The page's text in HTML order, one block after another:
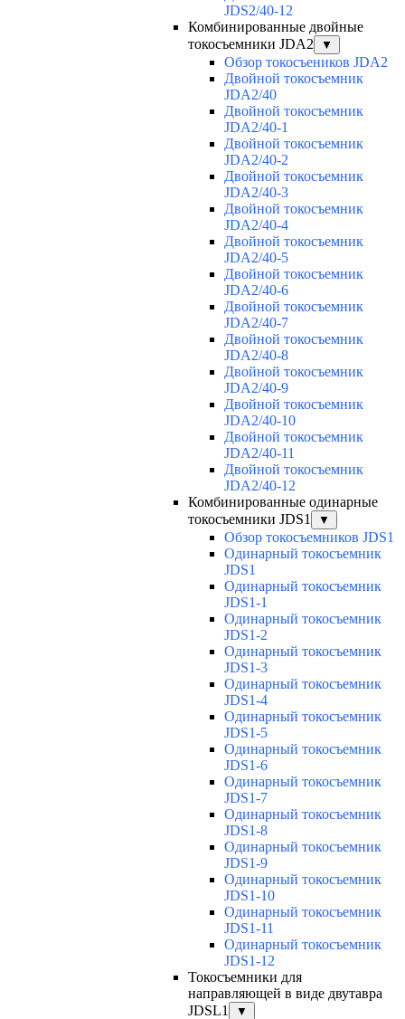
JDS2/40-12
Комбинированные двойные
токосъемники JDA2
▼
Обзор токосъеников JDA2
Двойной токосъемник
JDA2/40
Двойной токосъемник
JDA2/40-1
Двойной токосъемник
JDA2/40-2
Двойной токосъемник
JDA2/40-3
Двойной токосъемник
JDA2/40-4
Двойной токосъемник
JDA2/40-5
Двойной токосъемник
JDA2/40-6
Двойной токосъемник
JDA2/40-7
Двойной токосъемник
JDA2/40-8
Двойной токосъемник
JDA2/40-9
Двойной токосъемник
JDA2/40-10
Двойной токосъемник
JDA2/40-11
Двойной токосъемник
JDA2/40-12
Комбинированные одинарные
токосъемники JDS1
▼
Обзор токосъемников JDS1
Одинарный токосъемник
JDS1
Одинарный токосъемник
JDS1-1
Одинарный токосъемник
JDS1-2
Одинарный токосъемник
JDS1-3
Одинарный токосъемник
JDS1-4
Одинарный токосъемник
JDS1-5
Одинарный токосъемник
JDS1-6
Одинарный токосъемник
JDS1-7
Одинарный токосъемник
JDS1-8
Одинарный токосъемник
JDS1-9
Одинарный токосъемник
JDS1-10
Одинарный токосъемник
JDS1-11
Одинарный токосъемник
JDS1-12
Токосъемники для
направляющей в виде двутавра
JDSL1
▼